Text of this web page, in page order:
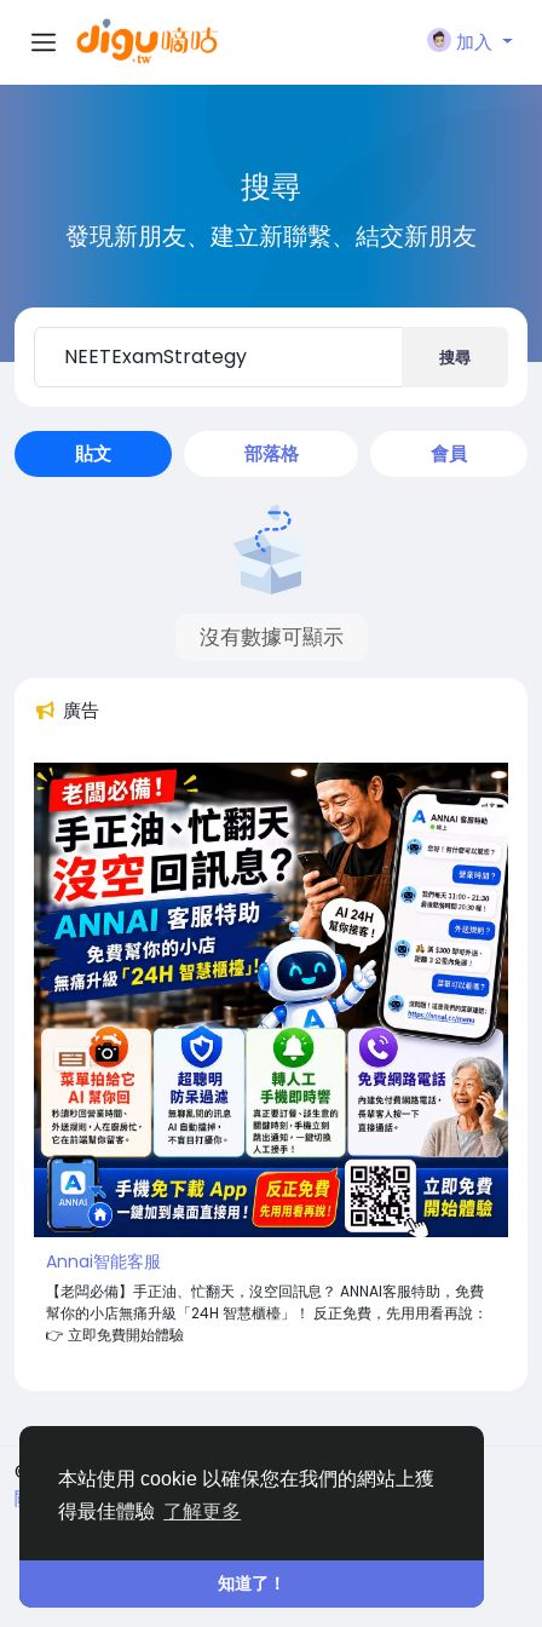
本站使用 cookie 以確保您在我們的網站上獲
得最佳體驗 了解更多
知道了！
加入
搜尋
發現新朋友、建立新聯繫、結交新朋友
搜尋
貼文 部落格 會員
沒有數據可顯示
廣告
Annai智能客服
【老闆必備】手正油、忙翻天，沒空回訊息？ ANNAI客服特助，免費
幫你的小店無痛升級「24H 智慧櫃檯」！ 反正免費，先用用看再說：
👉 立即免費開始體驗
© 2026 嘀咕
中文
關於
條款 隱私 聯絡 網站地圖